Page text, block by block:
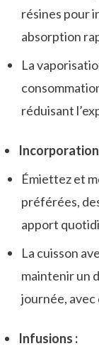
résines pour
absorption
La
réduisant
Émiettez et
préférées,
apport
La cuisson
maintenir un
journée,
Infusions :